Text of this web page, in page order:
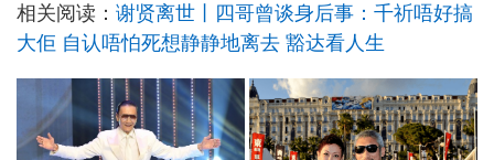
相关阅读： 谢贤离世丨四哥曾谈身后事：千祈唔好搞
大佢 自认唔怕死想静静地离去 豁达看人生